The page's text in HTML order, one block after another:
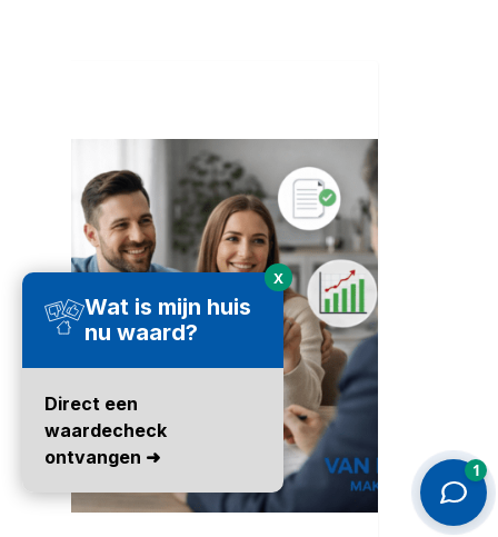
Wat is mijn huis
nu waard?
Direct een
waardecheck
ontvangen ➜
X